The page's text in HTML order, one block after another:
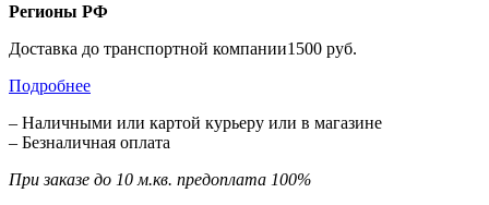
Регионы РФ
Доставка до транспортной компании1500 руб.
Подробнее
– Наличными или картой курьеру или в магазине
– Безналичная оплата
При заказе до 10 м.кв. предоплата 100%